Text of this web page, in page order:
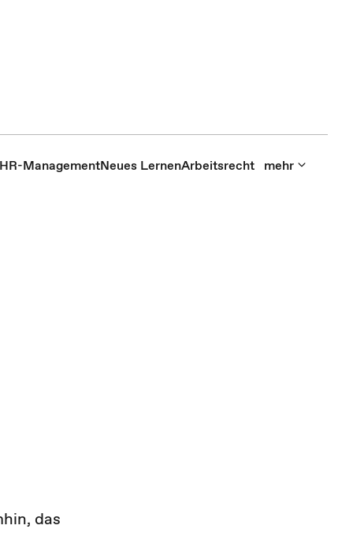
HR-ManagementNeues LernenArbeitsrecht mehr
das